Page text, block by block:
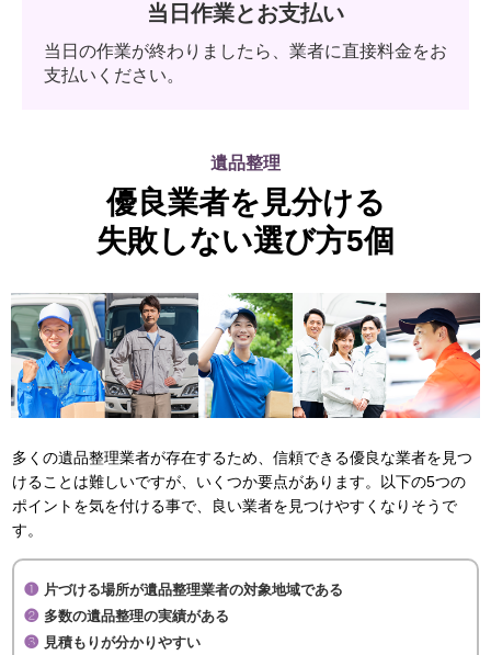
当日作業とお支払い
当日の作業が終わりましたら、業者に直接料金をお
支払いください。
遺品整理
優良業者を見分ける
失敗しない選び方5個
多くの遺品整理業者が存在するため、信頼できる優良な業者を見つ
けることは難しいですが、いくつか要点があります。以下の5つの
ポイントを気を付ける事で、良い業者を見つけやすくなりそうで
す。
片づける場所が遺品整理業者の対象地域である
多数の遺品整理の実績がある
見積もりが分かりやすい